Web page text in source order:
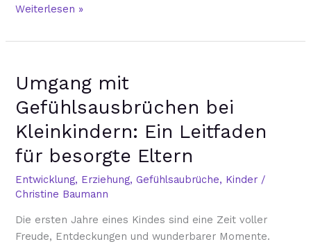
Weiterlesen »
Umgang mit
Gefühlsausbrüchen bei
Kleinkindern: Ein Leitfaden
für besorgte Eltern
Entwicklung, Erziehung,Gefühlsaubrüche, Kinder /
Christine Baumann
Die ersten Jahre eines Kindes sind eine Zeit voller
Freude, Entdeckungen und wunderbarer Momente.
mit
Gefühlsausbrüchen
bei
Kleinkindern:
Ein
Leitfaden
für
besorgte
Eltern